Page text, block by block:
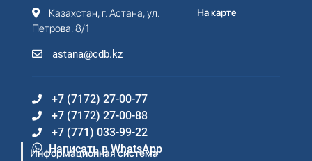
Казахстан, г. Астана, ул.
Петрова, 8/1
astana@cdb.kz
На карте
+7 (7172) 27-00-77
+7 (7172) 27-00-88
+7 (771) 033-99-22
Написать в WhatsApp
Информационная система